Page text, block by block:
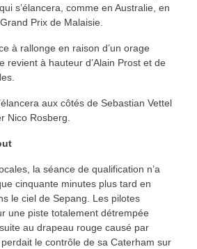
s’élancera, comme en Australie, en
Prix de Malaisie.
à rallonge en raison d’un orage
revient à hauteur d’Alain Prost et de
aux côtés de Sebastian Vettel
Nico Rosberg.
la séance de qualification n’a
cinquante minutes plus tard en
le ciel de Sepang. Les pilotes
une piste totalement détrempée
au drapeau rouge causé par
le contrôle de sa Caterham sur